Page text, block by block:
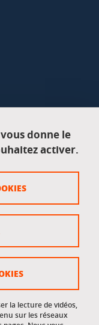
donne le
activer.
la lecture de vidéos,
sur les réseaux